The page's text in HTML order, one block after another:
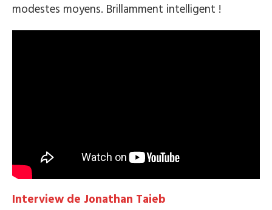
modestes moyens. Brillamment intelligent !
Interview de Jonathan Taieb